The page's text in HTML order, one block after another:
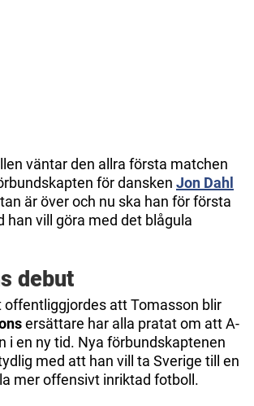
väntar den allra första matchen
för dansken Jon Dahl
är över och nu ska han för första
han vill göra med det blågula
debut
offentliggjordes att Tomasson blir
ersättare har alla pratat om att A-
i en ny tid. Nya förbundskaptenen
med att han vill ta Sverige till en
mer offensivt inriktad fotboll.